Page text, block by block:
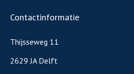
Contactinformatie
Thijsseweg 11
2629 JA Delft